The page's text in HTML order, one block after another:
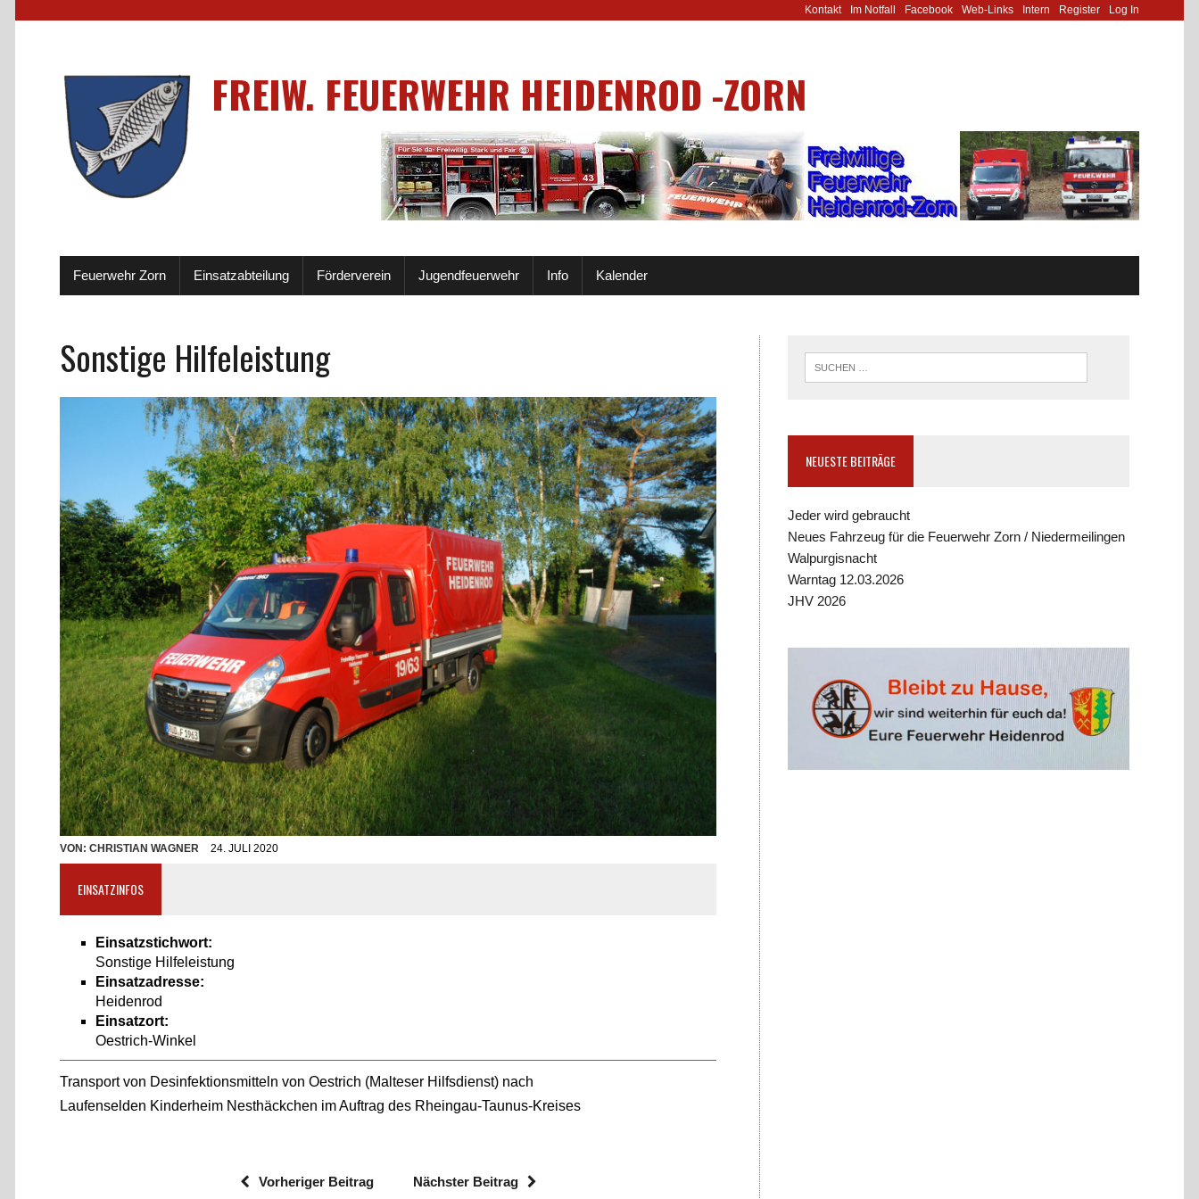
Kontakt Im Notfall Facebook Web-Links Intern Register Log In
FREIW. FEUERWEHR HEIDENROD -ZORN
Feuerwehr Zorn Einsatzabteilung Förderverein Jugendfeuerwehr Info Kalender
Sonstige Hilfeleistung
VON:CHRISTIAN WAGNER 24. JULI 2020
EINSATZINFOS
Einsatzstichwort:
Sonstige Hilfeleistung
Einsatzadresse:
Heidenrod
Einsatzort:
Oestrich-Winkel
Transport von Desinfektionsmitteln von Oestrich (Malteser Hilfsdienst) nach
Laufenselden Kinderheim Nesthäckchen im Auftrag des Rheingau-Taunus-Kreises
Vorheriger Beitrag Nächster Beitrag
NEUESTE BEITRÄGE
Jeder wird gebraucht
Neues Fahrzeug für die Feuerwehr Zorn / Niedermeilingen
Walpurgisnacht
Warntag 12.03.2026
JHV 2026